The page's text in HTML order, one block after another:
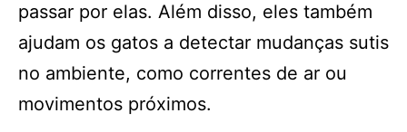
passar por elas. Além disso, eles também
ajudam os gatos a detectar mudanças sutis
no ambiente, como correntes de ar ou
movimentos próximos.